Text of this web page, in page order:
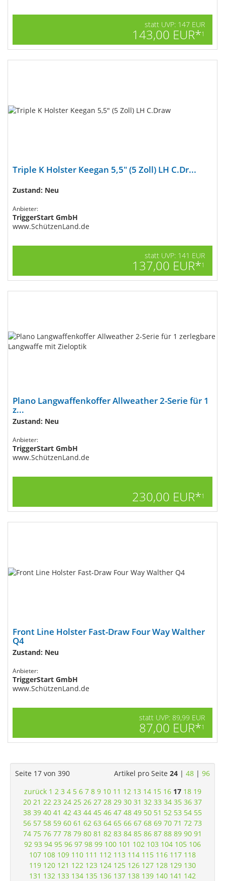
statt UVP: 147 EUR
143,00 EUR*1
Triple K Holster Keegan 5,5" (5 Zoll) LH C.Dr...
Zustand: Neu
Anbieter:
TriggerStart GmbH
www.SchützenLand.de
statt UVP: 141 EUR
137,00 EUR*1
Plano Langwaffenkoffer Allweather 2-Serie für 1
z...
Zustand: Neu
Anbieter:
TriggerStart GmbH
www.SchützenLand.de
230,00 EUR*1
Front Line Holster Fast-Draw Four Way Walther
Q4
Zustand: Neu
Anbieter:
TriggerStart GmbH
www.SchützenLand.de
statt UVP: 89,99 EUR
87,00 EUR*1
Artikel pro Seite 24 | 48 | 96
Seite 17 von 390
zurück 1 2 3 4 5 6 7 8 9 10 11 12 13 14 15 16 17 18 19
20 21 22 23 24 25 26 27 28 29 30 31 32 33 34 35 36 37
38 39 40 41 42 43 44 45 46 47 48 49 50 51 52 53 54 55
56 57 58 59 60 61 62 63 64 65 66 67 68 69 70 71 72 73
74 75 76 77 78 79 80 81 82 83 84 85 86 87 88 89 90 91
92 93 94 95 96 97 98 99 100 101 102 103 104 105 106
107 108 109 110 111 112 113 114 115 116 117 118
119 120 121 122 123 124 125 126 127 128 129 130
131 132 133 134 135 136 137 138 139 140 141 142